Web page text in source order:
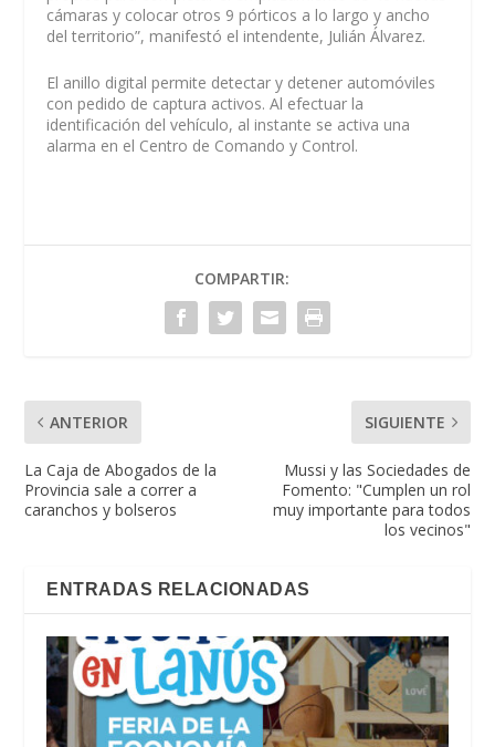
cámaras y colocar otros 9 pórticos a lo largo y ancho
del territorio”, manifestó el intendente, Julián Álvarez.
El anillo digital permite detectar y detener automóviles
con pedido de captura activos. Al efectuar la
identificación del vehículo, al instante se activa una
alarma en el Centro de Comando y Control.
COMPARTIR:
ANTERIOR
La Caja de Abogados de la
Provincia sale a correr a
caranchos y bolseros
SIGUIENTE
Mussi y las Sociedades de
Fomento: "Cumplen un rol
muy importante para todos
los vecinos"
ENTRADAS RELACIONADAS